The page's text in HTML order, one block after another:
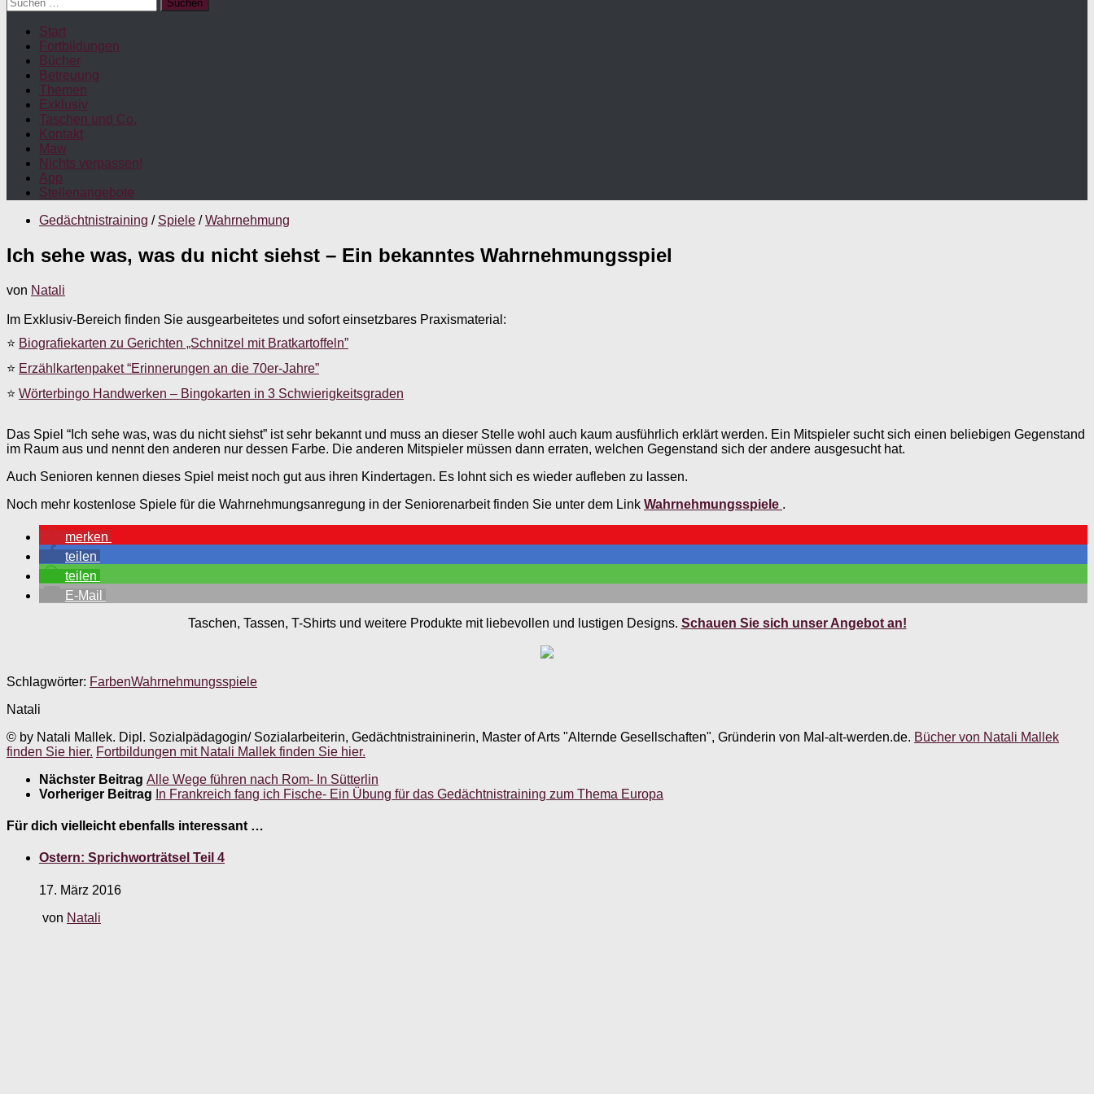
nach:
Start
Fortbildungen
Bücher
Betreuung
Themen
Exklusiv
Taschen und Co.
Kontakt
Maw
Nichts verpassen!
App
Stellenangebote
Gedächtnistraining / Spiele / Wahrnehmung
Ich sehe was, was du nicht siehst – Ein bekanntes Wahrnehmungsspiel
von Natali
Im Exklusiv-Bereich finden Sie ausgearbeitetes und sofort einsetzbares Praxismaterial:
⭐ Biografiekarten zu Gerichten „Schnitzel mit Bratkartoffeln”
⭐ Erzählkartenpaket “Erinnerungen an die 70er-Jahre”
⭐ Wörterbingo Handwerken – Bingokarten in 3 Schwierigkeitsgraden
Das Spiel “Ich sehe was, was du nicht siehst” ist sehr bekannt und muss an dieser Stelle wohl auch kaum ausführlich erklärt werden. Ein Mitspieler sucht sich einen beliebigen Gegenstand
im Raum aus und nennt den anderen nur dessen Farbe. Die anderen Mitspieler müssen dann erraten, welchen Gegenstand sich der andere ausgesucht hat.
Auch Senioren kennen dieses Spiel meist noch gut aus ihren Kindertagen. Es lohnt sich es wieder aufleben zu lassen.
Noch mehr kostenlose Spiele für die Wahrnehmungsanregung in der Seniorenarbeit finden Sie unter dem Link Wahrnehmungsspiele .
merken
teilen
teilen
E-Mail
Taschen, Tassen, T-Shirts und weitere Produkte mit liebevollen und lustigen Designs. Schauen Sie sich unser Angebot an!
Schlagwörter: FarbenWahrnehmungsspiele
Natali
© by Natali Mallek. Dipl. Sozialpädagogin/ Sozialarbeiterin, Gedächtnistraininerin, Master of Arts "Alternde Gesellschaften", Gründerin von Mal-alt-werden.de. Bücher von Natali Mallek
finden Sie hier. Fortbildungen mit Natali Mallek finden Sie hier.
Nächster Beitrag Alle Wege führen nach Rom- In Sütterlin
Vorheriger Beitrag In Frankreich fang ich Fische- Ein Übung für das Gedächtnistraining zum Thema Europa
Für dich vielleicht ebenfalls interessant …
Ostern: Sprichworträtsel Teil 4
17. März 2016
von Natali